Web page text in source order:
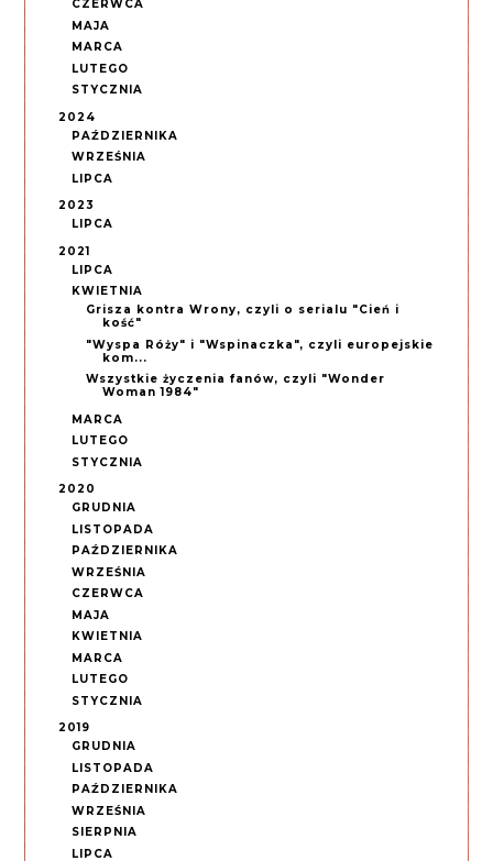
CZERWCA
MAJA
MARCA
LUTEGO
STYCZNIA
2024
PAŹDZIERNIKA
WRZEŚNIA
LIPCA
2023
LIPCA
2021
LIPCA
KWIETNIA
Grisza kontra Wrony, czyli o serialu "Cień i
kość"
"Wyspa Róży" i "Wspinaczka", czyli europejskie
kom...
Wszystkie życzenia fanów, czyli "Wonder
Woman 1984"
MARCA
LUTEGO
STYCZNIA
2020
GRUDNIA
LISTOPADA
PAŹDZIERNIKA
WRZEŚNIA
CZERWCA
MAJA
KWIETNIA
MARCA
LUTEGO
STYCZNIA
2019
GRUDNIA
LISTOPADA
PAŹDZIERNIKA
WRZEŚNIA
SIERPNIA
LIPCA